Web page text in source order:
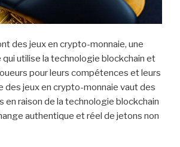
des jeux en crypto-monnaie, une
utilise la technologie blockchain et
pour leurs compétences et leurs
des jeux en crypto-monnaie vaut des
en raison de la technologie blockchain
authentique et réel de jetons non